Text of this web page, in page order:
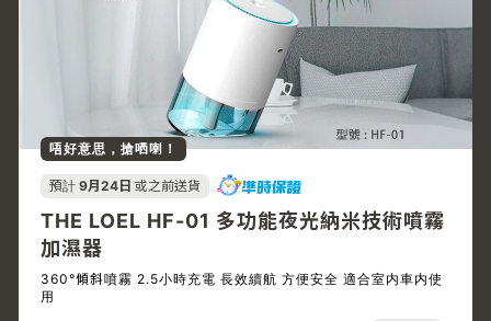
唔好意思，搶哂喇！
預計 9月24日 或之前送貨
THE LOEL HF-01 多功能夜光納米技術噴霧
加濕器
360°傾斜噴霧 2.5小時充電 長效續航 方便安全 適合室内車内使
用